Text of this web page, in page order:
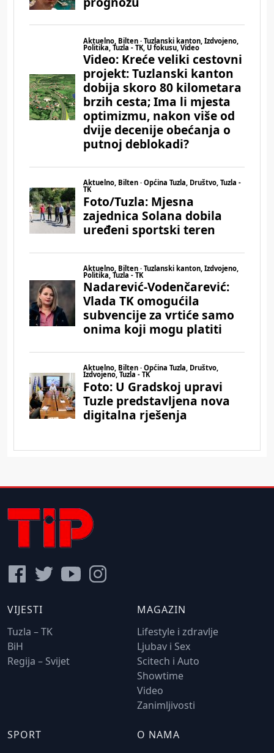
VIJESTI
Tuzla – TK
BiH
Regija – Svijet
MAGAZIN
Lifestyle i zdravlje
Ljubav i Sex
Scitech i Auto
Showtime
Video
Zanimljivosti
SPORT
O NAMA